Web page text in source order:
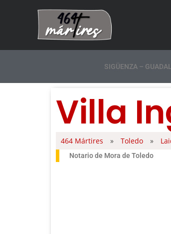
SIGÜENZA –
Villa
464 Mártires » Toledo »
Notario de Mora de Toledo